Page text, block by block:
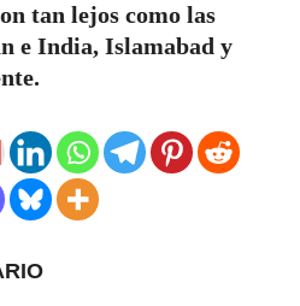
tan lejos como las
e India, Islamabad y